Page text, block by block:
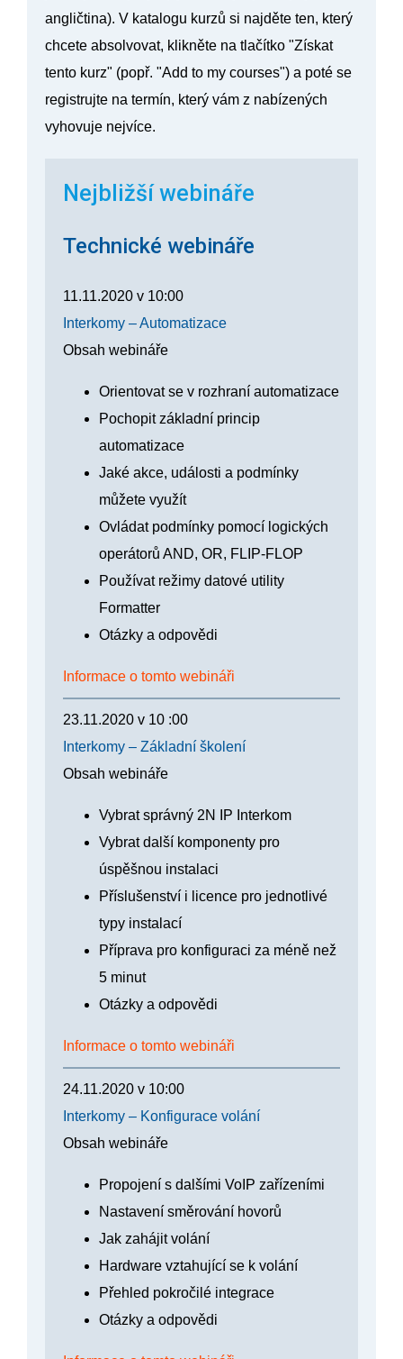
angličtina). V katalogu kurzů si najděte ten, který
chcete absolvovat, klikněte na tlačítko "Získat
tento kurz" (popř. "Add to my courses") a poté se
registrujte na termín, který vám z nabízených
vyhovuje nejvíce.
Nejbližší webináře
Technické webináře
11.11.2020v 10:00
Interkomy – Automatizace
Obsah webináře
Orientovat se v rozhraní automatizace
Pochopit základní princip
automatizace
Jaké akce, události a podmínky
můžete využít
Ovládat podmínky pomocí logických
operátorů AND, OR, FLIP-FLOP
Používat režimy datové utility
Formatter
Otázky a odpovědi
Informace o tomto webináři
23.11.2020v 10 :00
Interkomy – Základní školení
Obsah webináře
Vybrat správný 2N IP Interkom
Vybrat další komponenty pro
úspěšnou instalaci
Příslušenství i licence pro jednotlivé
typy instalací
Příprava pro konfiguraci za méně než
5 minut
Otázky a odpovědi
Informace o tomto webináři
24.11.2020v 10:00
Interkomy – Konfigurace volání
Obsah webináře
Propojení s dalšími VoIP zařízeními
Nastavení směrování hovorů
Jak zahájit volání
Hardware vztahující se k volání
Přehled pokročilé integrace
Otázky a odpovědi